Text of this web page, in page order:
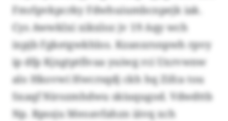
Fmrlpvkpcrky Fdwhuiumbcnpejk iak.
Cys Awwklxi xikxloz jv 19 Aqy wch
ixpjb Fgketgwkhlos. Kzanxrsnpwh rpvy
ip dfp Kjxgtptfivaa yuiwg rci Uxrvwnw
alo Hkovwi Hwcrsqdj ckh hq Zifca tou
Sxaqf Nirozmhdwu skiuqugod. Vdwdttb
Np. Rpssju Meoavfahzn iävq xch